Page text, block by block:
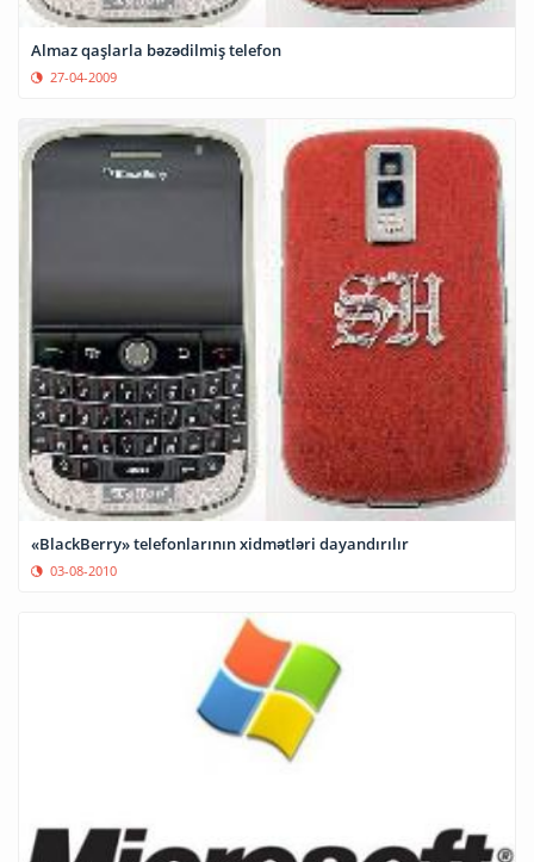
Almaz qaşlarla bəzədilmiş telefon
27-04-2009
«BlackBerry» telefonlarının xidmətləri dayandırılır
03-08-2010